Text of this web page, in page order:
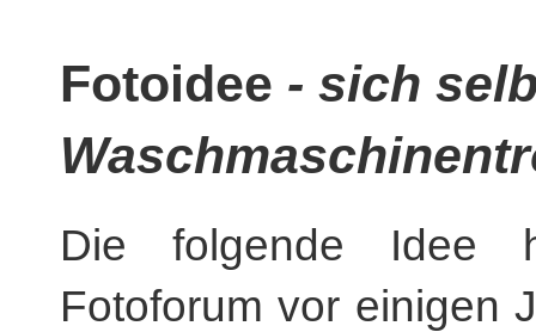
Fotoidee - sich
Die folgende Idee
Fotoforum vor einigen